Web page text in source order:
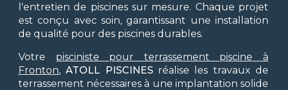
l'entretien de piscines sur mesure. Chaque projet
est conçu avec soin, garantissant une installation
de qualité pour des piscines durables.
Votre pisciniste pour terrassement piscine à
Fronton,ATOLL PISCINESréalise les travaux de
terrassement nécessaires à une implantation solide